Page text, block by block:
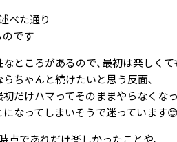
べた通り
です
ところがあるので､最初は楽しく
ちゃんと続けたいと思う反面､
だけハマってそのままやらなくな
なってしまいそうで迷っています😌
点であれだけ楽しかったことや､